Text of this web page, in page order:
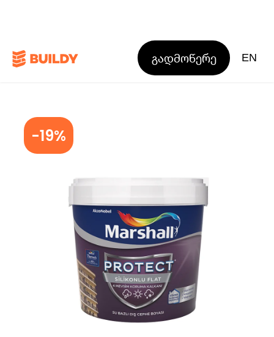
გადმოწერე EN
-19%